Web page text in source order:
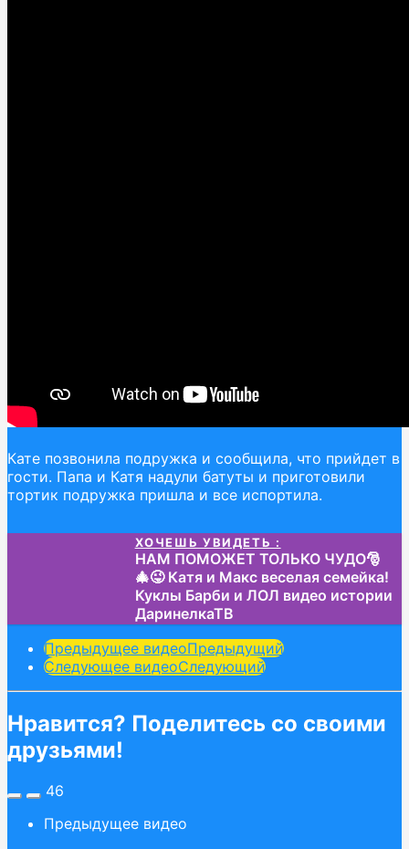
Кате позвонила подружка и сообщила, что прийдет в
гости. Папа и Катя надули батуты и приготовили
тортик подружка пришла и все испортила.
ХОЧЕШЬ УВИДЕТЬ :
НАМ ПОМОЖЕТ ТОЛЬКО ЧУДО🎅
🎄😜 Катя и Макс веселая семейка!
Куклы Барби и ЛОЛ видео истории
ДаринелкаТВ
Post
Pagination
Предыдущее видеоПредыдущий
Следующее видеоСледующий
Нравится? Поделитесь со своими
друзьями!
46
Предыдущее видео